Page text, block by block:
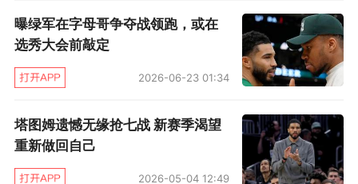
出， 凯尔特人却可以稳定得分。纽约就像是不落
后不会打球一样，首节还剩三分钟，塔图姆的三
分把分差拉开到15分，锡伯杜喊下暂停。只是情
况依旧没有好转，第二节不到半节时间，普理查
德又是用一记三分线外出手让分差来到了22分，
落后二十分的比赛，进入了熟悉的尼克斯时间。
曝绿军在字母哥争夺战领跑，或在
选秀大会前敲定
2026-06-23 01:34
塔图姆遗憾无缘抢七战 新赛季渴望
重新做回自己
2026-05-04 12:49